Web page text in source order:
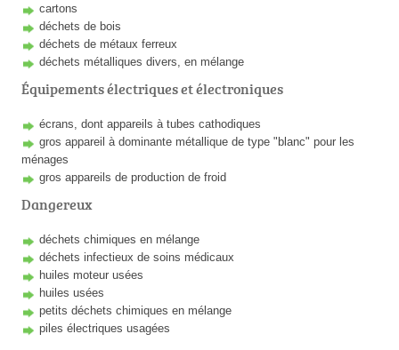
cartons
déchets de bois
déchets de métaux ferreux
déchets métalliques divers, en mélange
Équipements électriques et électroniques
écrans, dont appareils à tubes cathodiques
gros appareil à dominante métallique de type "blanc" pour les
ménages
gros appareils de production de froid
Dangereux
déchets chimiques en mélange
déchets infectieux de soins médicaux
huiles moteur usées
huiles usées
petits déchets chimiques en mélange
piles électriques usagées